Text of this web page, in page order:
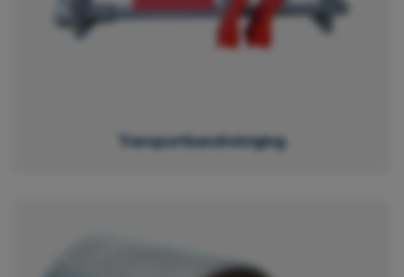
Transportbandreiniging